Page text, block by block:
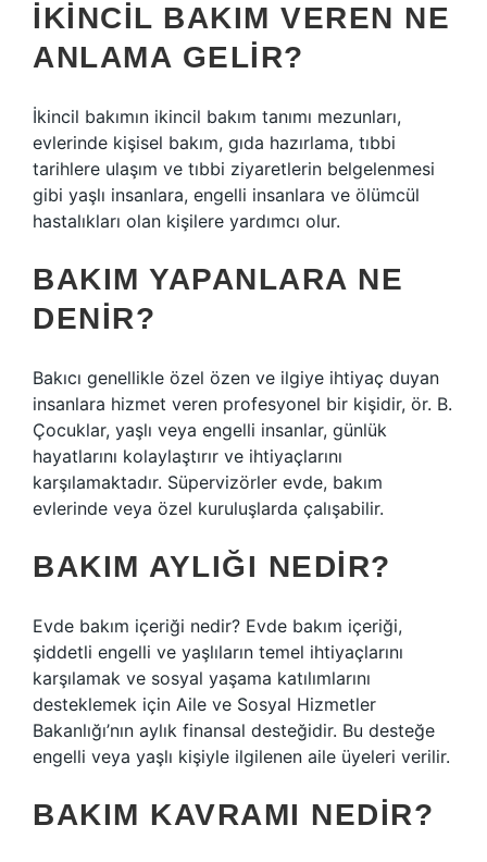
İKINCIL BAKIM VEREN NE
ANLAMA GELIR?
İkincil bakımın ikincil bakım tanımı mezunları,
evlerinde kişisel bakım, gıda hazırlama, tıbbi
tarihlere ulaşım ve tıbbi ziyaretlerin belgelenmesi
gibi yaşlı insanlara, engelli insanlara ve ölümcül
hastalıkları olan kişilere yardımcı olur.
BAKIM YAPANLARA NE
DENIR?
Bakıcı genellikle özel özen ve ilgiye ihtiyaç duyan
insanlara hizmet veren profesyonel bir kişidir, ör. B.
Çocuklar, yaşlı veya engelli insanlar, günlük
hayatlarını kolaylaştırır ve ihtiyaçlarını
karşılamaktadır. Süpervizörler evde, bakım
evlerinde veya özel kuruluşlarda çalışabilir.
BAKIM AYLIĞI NEDIR?
Evde bakım içeriği nedir? Evde bakım içeriği,
şiddetli engelli ve yaşlıların temel ihtiyaçlarını
karşılamak ve sosyal yaşama katılımlarını
desteklemek için Aile ve Sosyal Hizmetler
Bakanlığı’nın aylık finansal desteğidir. Bu desteğe
engelli veya yaşlı kişiyle ilgilenen aile üyeleri verilir.
BAKIM KAVRAMI NEDIR?